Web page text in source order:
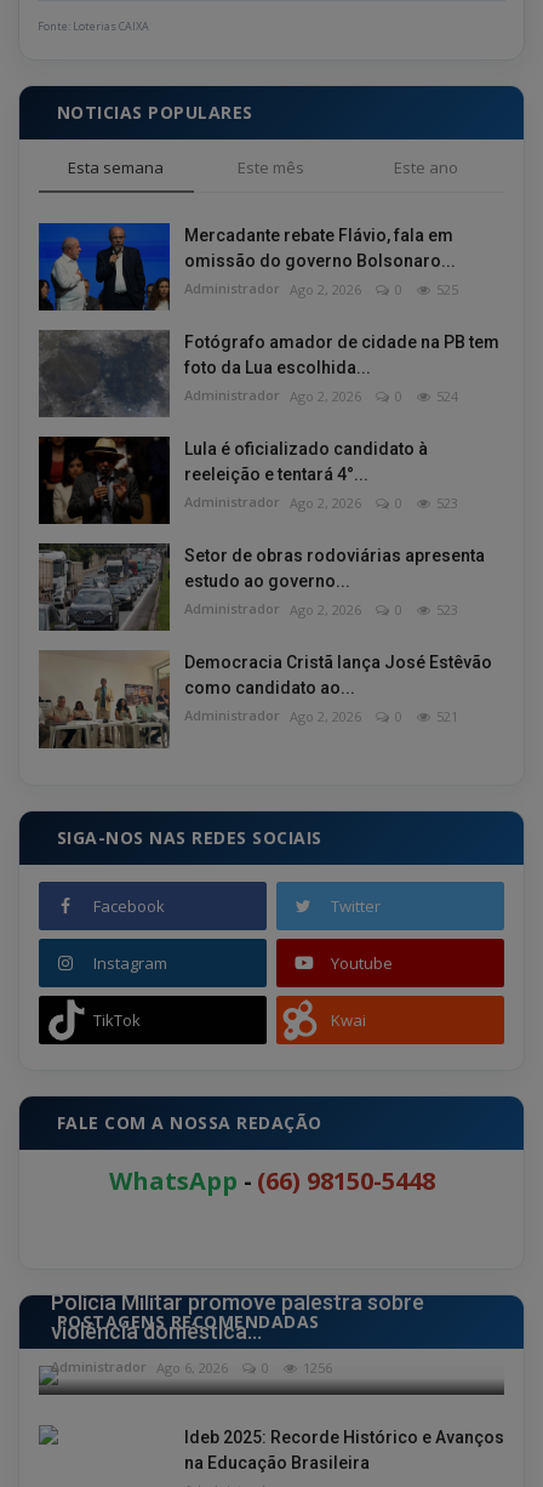
Fonte: Loterias CAIXA
NOTICIAS POPULARES
Esta semana Este mês Este ano
Mercadante rebate Flávio, fala em
omissão do governo Bolsonaro...
Administrador Ago 2, 2026 0 525
Fotógrafo amador de cidade na PB tem
foto da Lua escolhida...
Administrador Ago 2, 2026 0 524
Lula é oficializado candidato à
reeleição e tentará 4°...
Administrador Ago 2, 2026 0 523
Setor de obras rodoviárias apresenta
estudo ao governo...
Administrador Ago 2, 2026 0 523
Democracia Cristã lança José Estêvão
como candidato ao...
Administrador Ago 2, 2026 0 521
SIGA-NOS NAS REDES SOCIAIS
Facebook Twitter
Instagram Youtube
TikTok Kwai
FALE COM A NOSSA REDAÇÃO
WhatsApp - (66) 98150-5448
POSTAGENS RECOMENDADAS
Polícia Militar promove palestra sobre
violência doméstica...
Administrador Ago 6, 2026 0 1256
Ideb 2025: Recorde Histórico e Avanços
na Educação Brasileira